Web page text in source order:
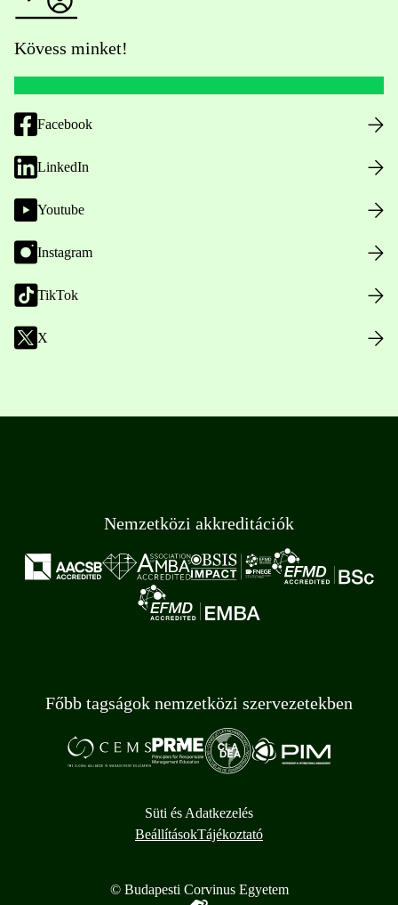
Kövess minket!
Facebook
LinkedIn
Youtube
Instagram
TikTok
X
Nemzetközi akkreditációk
Főbb tagságok nemzetközi szervezetekben
Süti és Adatkezelés
BeállításokTájékoztató
© Budapesti Corvinus Egyetem